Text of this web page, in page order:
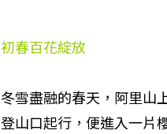
初春百花綻放
冬雪盡融的春天，阿里山
登山口起行，便進入一片